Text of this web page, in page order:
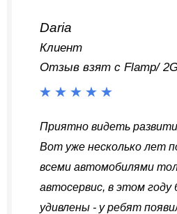
Daria
Клиент
Отзыв взят с Flamp/
Приятно видеть
Вот уже несколько лет
всеми автомобилями
автосервис, в этом
удивлены - у ребят